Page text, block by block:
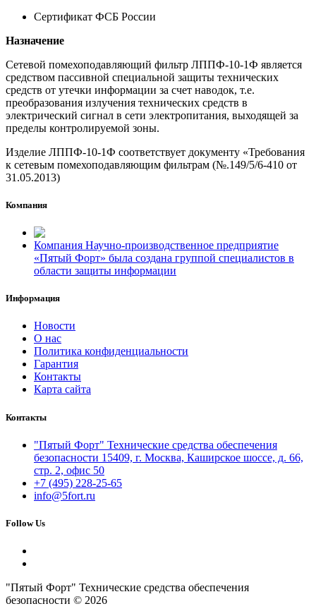
Сертификат ФСБ России
Назначение
Сетевой помехоподавляющий фильтр ЛППФ-10-1Ф является
средством пассивной специальной защиты технических
средств от утечки информации за счет наводок, т.е.
преобразования излучения технических средств в
электрический сигнал в сети электропитания, выходящей за
пределы контролируемой зоны.
Изделие ЛППФ-10-1Ф соответствует документу «Требования
к сетевым помехоподавляющим фильтрам (№.149/5/6-410 от
31.05.2013)
Компания
Компания Научно-производственное предприятие
«Пятый Форт» была создана группой специалистов в
области защиты информации
Информация
Новости
О нас
Политика конфиденциальности
Гарантия
Контакты
Карта сайта
Контакты
"Пятый Форт" Технические средства обеспечения
безопасности 15409, г. Москва, Каширское шоссе, д. 66,
стр. 2, офис 50
+7 (495) 228-25-65
info@5fort.ru
Follow Us
"Пятый Форт" Технические средства обеспечения
безопасности © 2026